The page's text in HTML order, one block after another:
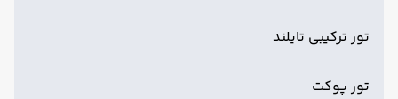
تور ترکیبی تایلند
تور پوکت